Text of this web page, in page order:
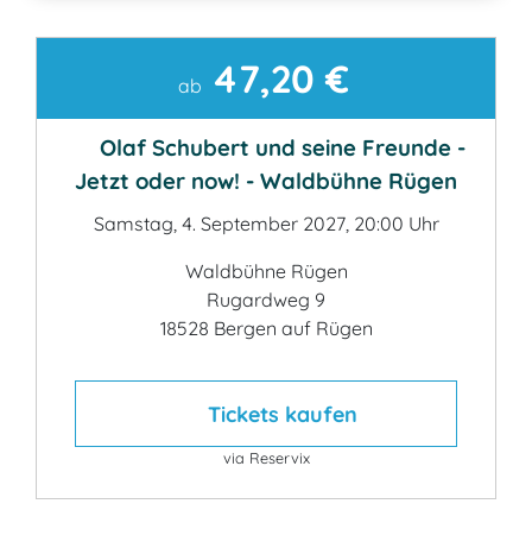
Kontaktab 47,20 €
Olaf Schubert und seine Freunde -
Jetzt oder now! - Waldbühne Rügen
Samstag, 4. September 2027, 20:00 Uhr
Waldbühne Rügen
Rugardweg 9
18528 Bergen auf Rügen
Tickets kaufen
via Reservix